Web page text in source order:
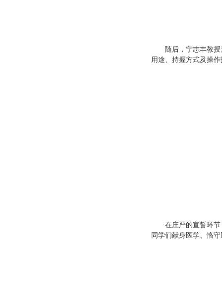
随后，宁志丰教
用途、持握方式及操
在庄严的宣誓环
同学们献身医学、恪